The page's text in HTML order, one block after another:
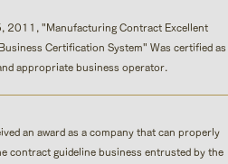
2011, "Manufacturing Contract Excellent
Certification System"​ Was certified as
appropriate business operator.
an award as a company that can properly
contract guideline business entrusted by the